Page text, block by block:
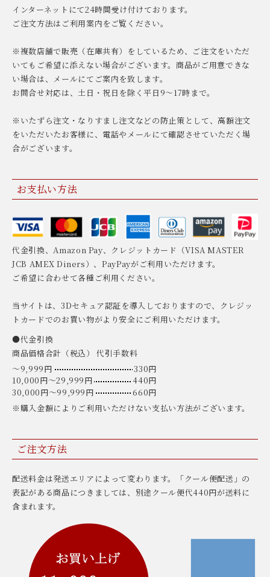
インターネットにて24時間受け付けております。
ご注文方法はご利用案内をご覧ください。
※複数店舗で販売（在庫共有）をしているため、ご注文をいただ
いてもご希望に添えない場合がございます。商品がご用意できな
い場合は、メールにてご案内を致します。
お問合せ対応は、土日・祝日を除く平日9〜17時まで。
※いたずら注文・なりすまし注文などの防止策として、高額注文
をいただいたお客様に、電話やメールにて確認させていただく場
合がございます。
お支払い方法
代金引換、Amazon Pay、クレジットカード（VISA MASTER
JCB AMEX Diners）、PayPayがご利用いただけます。
ご希望に合わせて各種ご利用ください。
当サイトは、3Dセキュア認証を導入しておりますので、クレジッ
トカードでのお買い物がより安全にご利用いただけます。
●代金引換
商品価格合計（税込） 代引手数料
〜9,999円
330円
10,000円〜29,999円
440円
30,000円〜99,999円
660円
※購入金額によりご利用いただけない支払い方法がございます。
ご注文方法
配送料金は発送エリアによって変わります。「クール便配送」の
表記がある商品につきましては、別途クール便代440円が送料に
含まれます。